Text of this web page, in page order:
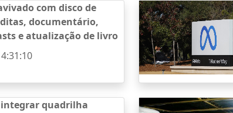
com disco de
documentário,
e atualização de livro
integrar quadrilha